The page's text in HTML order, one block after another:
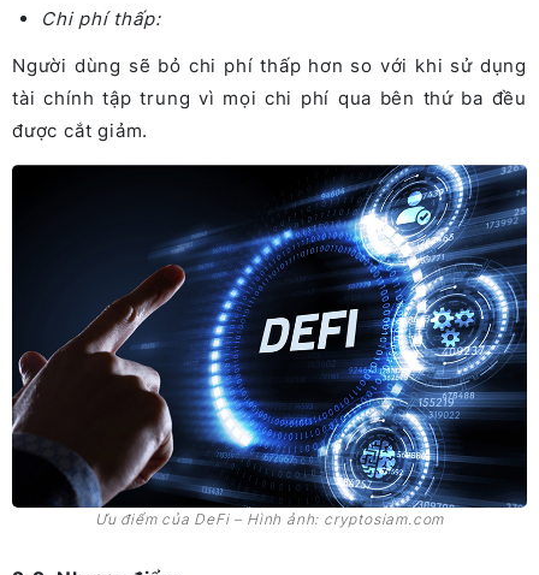
Chi phí thấp:
Người dùng sẽ bỏ chi phí thấp hơn so với khi sử dụng
tài chính tập trung vì mọi chi phí qua bên thứ ba đều
được cắt giảm.
Ưu điểm của DeFi – Hình ảnh: cryptosiam.com